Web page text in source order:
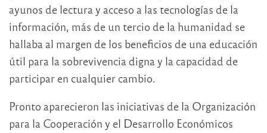
ayunos de lectura y acceso a las tecnologías de la
información, más de un tercio de la humanidad se
hallaba al margen de los beneficios de una educación
útil para la sobrevivencia digna y la capacidad de
participar en cualquier cambio.
Pronto aparecieron las iniciativas de la Organización
para la Cooperación y el Desarrollo Económicos